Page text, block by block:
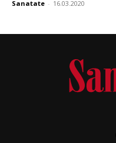
Sanatate - 16.03.2020